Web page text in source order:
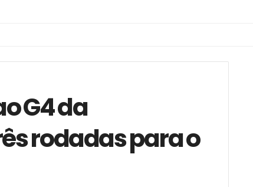
G4 da
rodadas para o